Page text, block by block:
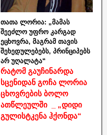
თათა ლორია: „მამას
შეეძლო უფრო კარგად
ეცხოვრა, მაგრამ თავის
შეხედულებებს, პრინციპებს
არ უღალატა“
რატომ გაუჩინარდა
სცენიდან გოჩა ლორია
ცხოვრების ბოლო
ათწლეულში _ „დიდი
გულისტკენა ჰქონდა“